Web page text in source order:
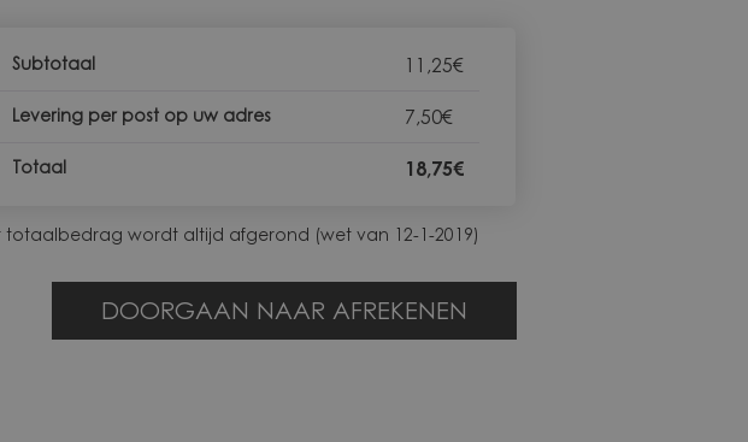
Subtotaal 11,25€
Levering per post op uw adres 7,50€
Totaal 18,75€
totaalbedrag wordt altijd afgerond (wet van 12-1-2019)
DOORGAAN NAAR AFREKENEN